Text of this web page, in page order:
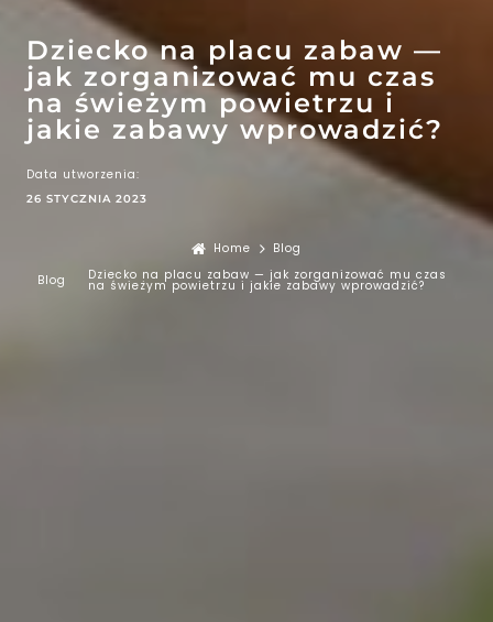
EFEKT
Dziecko na placu zabaw —
jak zorganizować mu czas
na świeżym powietrzu i
jakie zabawy wprowadzić?
26 STYCZNIA 2023
Data utworzenia:
Home
Blog
Blog
Dziecko na placu zabaw — jak zorganizować mu czas
na świeżym powietrzu i jakie zabawy wprowadzić?